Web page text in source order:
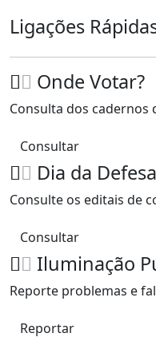
Ligações
Onde Votar?
Consulta dos cadernos
Consultar
Dia da
Consulte os editais de
Consultar
Iluminação
Reporte problemas e
Reportar